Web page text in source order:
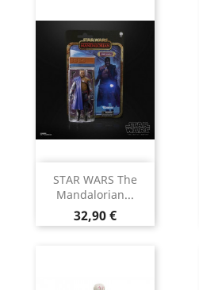
STAR WARS The
Mandalorian...
Prix
32,90 €